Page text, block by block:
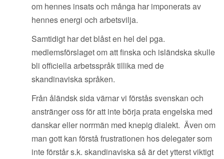
om hennes insats och många har imponerats av
hennes energi och arbetsvilja.
Samtidigt har det blåst en hel del pga.
medlemsförslaget om att finska och isländska skulle
bli officiella arbetsspråk tillika med de
skandinaviska språken.
Från åländsk sida värnar vi förstås svenskan och
anstränger oss för att inte börja prata engelska med
danskar eller norrmän med knepig dialekt. Även om
man gott kan förstå frustrationen hos delegater som
inte förstår s.k. skandinaviska så är det ytterst viktigt